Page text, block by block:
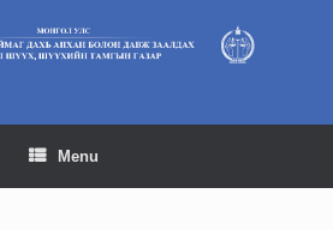
Menu